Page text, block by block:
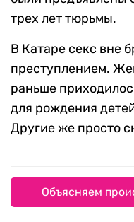
трех лет тюрьмы.
В Катаре секс вне
преступлением.
раньше
для рождения
Другие же просто
Объясняем